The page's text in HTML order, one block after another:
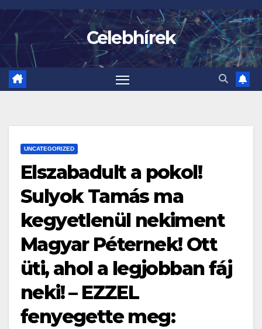
Skip
content
Celebhírek
UNCATEGORIZED
Elszabadult a pokol!
Sulyok Tamás ma
kegyetlenül nekiment
Magyar Péternek! Ott
üti, ahol a legjobban fáj
neki! – EZZEL
fenyegette meg: